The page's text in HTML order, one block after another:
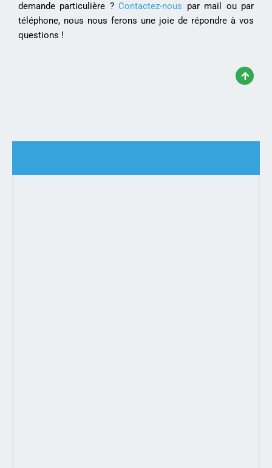
demande particulière ?Contactez-nous par mail ou par
téléphone, nous nous ferons une joie de répondre à vos
questions !